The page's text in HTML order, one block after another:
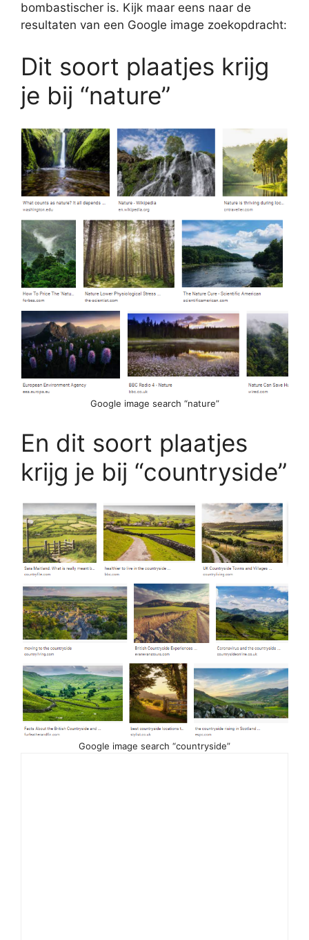
bombastischer is. Kijk maar eens naar de
resultaten van een Google image zoekopdracht:
Dit soort plaatjes krijg
je bij “nature”
Google image search “nature”
En dit soort plaatjes
krijg je bij “countryside”
Google image search “countryside”